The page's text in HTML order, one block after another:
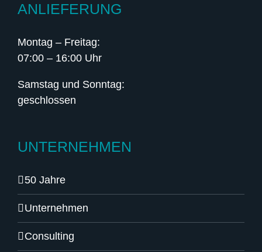
ANLIEFERUNG
Montag – Freitag:
07:00 – 16:00 Uhr
Samstag und Sonntag:
geschlossen
UNTERNEHMEN
50 Jahre
Unternehmen
Consulting